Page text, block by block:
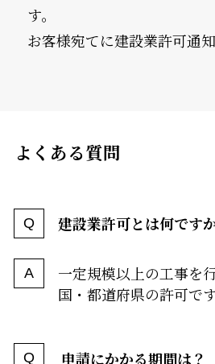
す。
お客様宛てに建設業許可通
よくある質問
建設業許可とは何です
一定規模以上の工事を
国・都道府県の許可です
申請にかかる期間は？